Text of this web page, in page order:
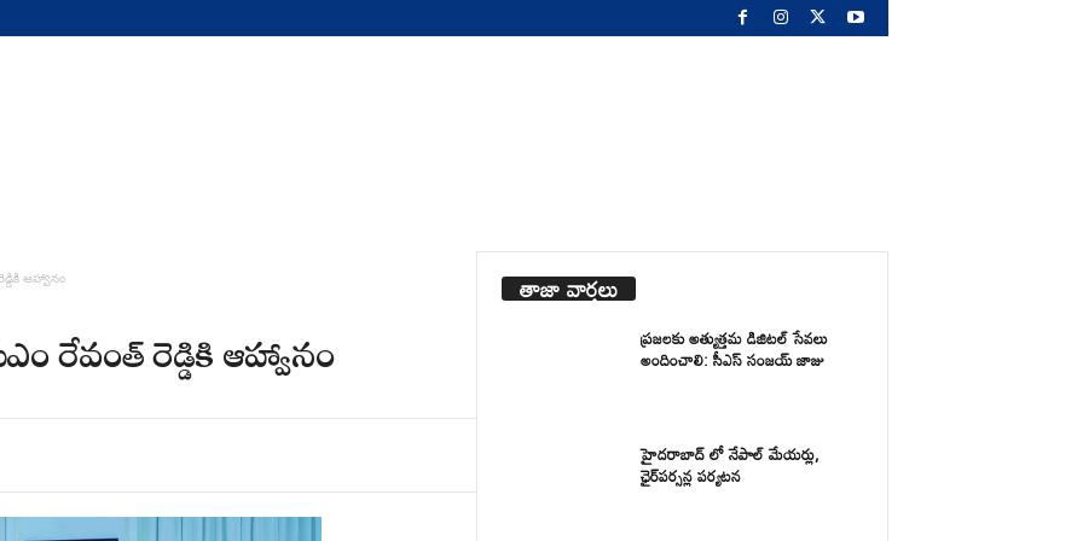
ఆహ్వానం
రేవంత్ రెడ్డికి ఆహ్వానం
తాజా వార్తలు
ప్రజలకు అత్యుత్తమ డిజిటల్ సేవలు
అందించాలి: సీఎస్ సంజయ్ జాజు
హైదరాబాద్ లో నేపాల్ మేయర్లు,
ఛైర్‌పర్సన్ల పర్యటన